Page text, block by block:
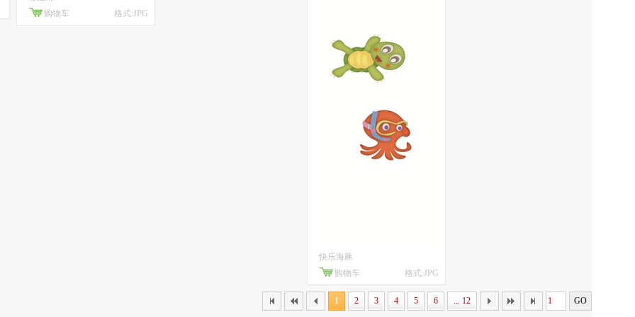
购物车
格式:JPG
快乐海豚
购物车
格式:JPG
1 2 3 4 5 6 ... 12